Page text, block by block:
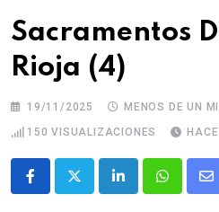
Sacramentos
Rioja (4)
19/11/2025
MENOS DE UN
150 VISUALIZACIONES